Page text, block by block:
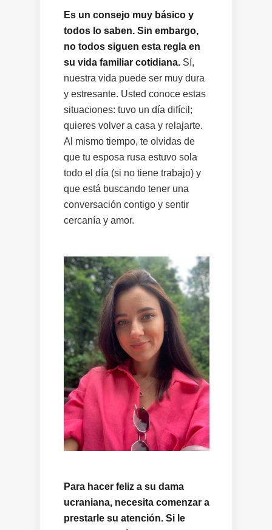
Es un consejo muy básico y
todos lo saben. Sin embargo,
no todos siguen esta regla en
su vida familiar cotidiana. Sí,
nuestra vida puede ser muy dura
y estresante. Usted conoce estas
situaciones: tuvo un día difícil;
quieres volver a casa y relajarte.
Al mismo tiempo, te olvidas de
que tu esposa rusa estuvo sola
todo el día (si no tiene trabajo) y
que está buscando tener una
conversación contigo y sentir
cercanía y amor.
Para hacer feliz a su dama
ucraniana, necesita comenzar a
prestarle su atención. Si le